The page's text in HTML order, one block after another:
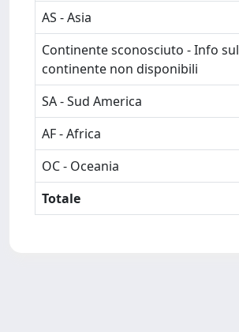
AS - Asia
Continente sconosciuto - Info sul
continente non disponibili
SA - Sud America
AF - Africa
OC - Oceania
Totale